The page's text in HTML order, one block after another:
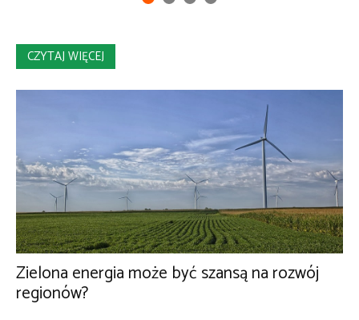
CZYTAJ WIĘCEJ
Zielona energia może być szansą na rozwój
regionów?